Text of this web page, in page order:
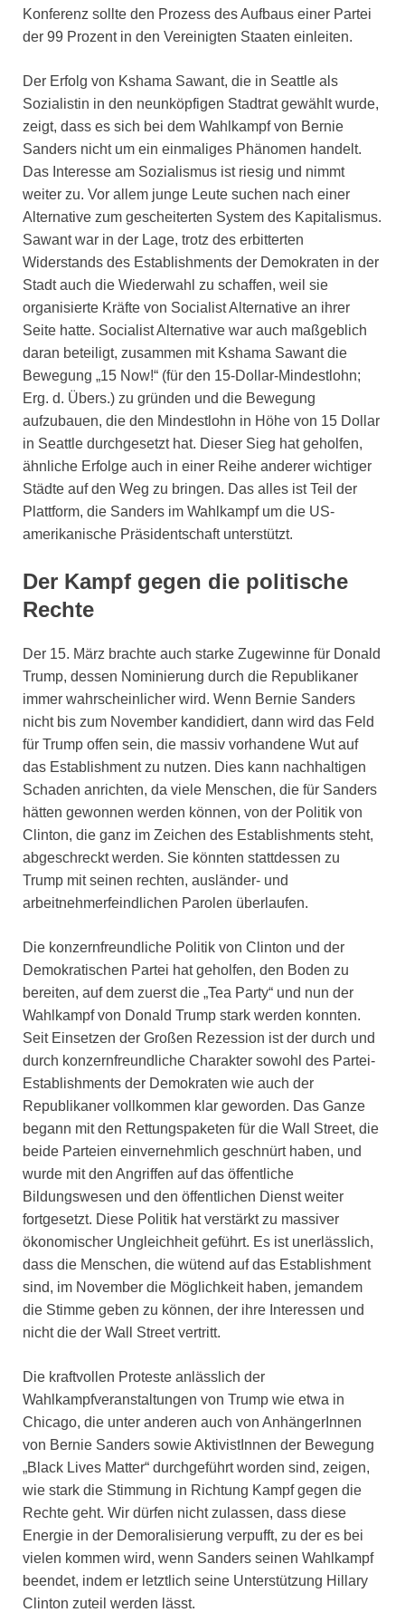
Konferenz sollte den Prozess des Aufbaus einer Partei
der 99 Prozent in den Vereinigten Staaten einleiten.
Der Erfolg von Kshama Sawant, die in Seattle als
Sozialistin in den neunköpfigen Stadtrat gewählt wurde,
zeigt, dass es sich bei dem Wahlkampf von Bernie
Sanders nicht um ein einmaliges Phänomen handelt.
Das Interesse am Sozialismus ist riesig und nimmt
weiter zu. Vor allem junge Leute suchen nach einer
Alternative zum gescheiterten System des Kapitalismus.
Sawant war in der Lage, trotz des erbitterten
Widerstands des Establishments der Demokraten in der
Stadt auch die Wiederwahl zu schaffen, weil sie
organisierte Kräfte von Socialist Alternative an ihrer
Seite hatte. Socialist Alternative war auch maßgeblich
daran beteiligt, zusammen mit Kshama Sawant die
Bewegung „15 Now!“ (für den 15-Dollar-Mindestlohn;
Erg. d. Übers.) zu gründen und die Bewegung
aufzubauen, die den Mindestlohn in Höhe von 15 Dollar
in Seattle durchgesetzt hat. Dieser Sieg hat geholfen,
ähnliche Erfolge auch in einer Reihe anderer wichtiger
Städte auf den Weg zu bringen. Das alles ist Teil der
Plattform, die Sanders im Wahlkampf um die US-
amerikanische Präsidentschaft unterstützt.
Der Kampf gegen die politische
Rechte
Der 15. März brachte auch starke Zugewinne für Donald
Trump, dessen Nominierung durch die Republikaner
immer wahrscheinlicher wird. Wenn Bernie Sanders
nicht bis zum November kandidiert, dann wird das Feld
für Trump offen sein, die massiv vorhandene Wut auf
das Establishment zu nutzen. Dies kann nachhaltigen
Schaden anrichten, da viele Menschen, die für Sanders
hätten gewonnen werden können, von der Politik von
Clinton, die ganz im Zeichen des Establishments steht,
abgeschreckt werden. Sie könnten stattdessen zu
Trump mit seinen rechten, ausländer- und
arbeitnehmerfeindlichen Parolen überlaufen.
Die konzernfreundliche Politik von Clinton und der
Demokratischen Partei hat geholfen, den Boden zu
bereiten, auf dem zuerst die „Tea Party“ und nun der
Wahlkampf von Donald Trump stark werden konnten.
Seit Einsetzen der Großen Rezession ist der durch und
durch konzernfreundliche Charakter sowohl des Partei-
Establishments der Demokraten wie auch der
Republikaner vollkommen klar geworden. Das Ganze
begann mit den Rettungspaketen für die Wall Street, die
beide Parteien einvernehmlich geschnürt haben, und
wurde mit den Angriffen auf das öffentliche
Bildungswesen und den öffentlichen Dienst weiter
fortgesetzt. Diese Politik hat verstärkt zu massiver
ökonomischer Ungleichheit geführt. Es ist unerlässlich,
dass die Menschen, die wütend auf das Establishment
sind, im November die Möglichkeit haben, jemandem
die Stimme geben zu können, der ihre Interessen und
nicht die der Wall Street vertritt.
Die kraftvollen Proteste anlässlich der
Wahlkampfveranstaltungen von Trump wie etwa in
Chicago, die unter anderen auch von AnhängerInnen
von Bernie Sanders sowie AktivistInnen der Bewegung
„Black Lives Matter“ durchgeführt worden sind, zeigen,
wie stark die Stimmung in Richtung Kampf gegen die
Rechte geht. Wir dürfen nicht zulassen, dass diese
Energie in der Demoralisierung verpufft, zu der es bei
vielen kommen wird, wenn Sanders seinen Wahlkampf
beendet, indem er letztlich seine Unterstützung Hillary
Clinton zuteil werden lässt.